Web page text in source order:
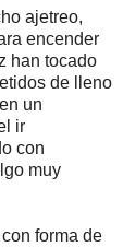
ajetreo,
encender
han tocado
de lleno
un
ir
con
muy
forma de